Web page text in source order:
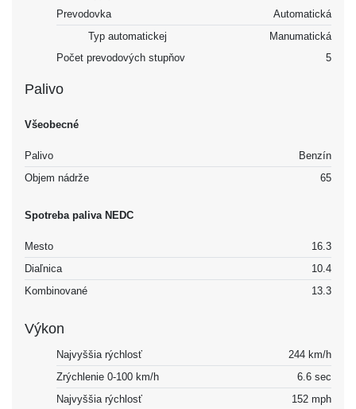
Prevodovka
Automatická
Typ automatickej
Manumatická
Počet prevodových stupňov
5
Palivo
Všeobecné
Palivo
Benzín
Objem nádrže
65
Spotreba paliva NEDC
Mesto
16.3
Diaľnica
10.4
Kombinované
13.3
Výkon
Najvyššia rýchlosť
244 km/h
Zrýchlenie 0-100 km/h
6.6 sec
Najvyššia rýchlosť
152 mph